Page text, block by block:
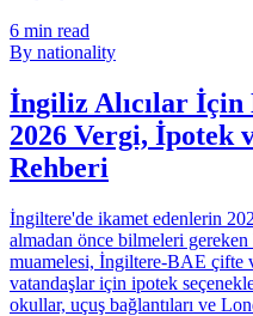
6 min read
By nationality
İngiliz Alıcılar
2026 Vergi, İpotek
Rehberi
İngiltere'de ikamet edenlerin
almadan önce bilmeleri
muamelesi, İngiltere-BAE çifte
vatandaşlar için ipotek
okullar, uçuş bağlantıları ve